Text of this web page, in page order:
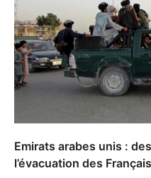
Emirats arabes unis :
l’évacuation des